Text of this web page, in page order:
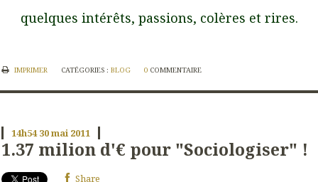
quelques intérêts, passions, colères et rires.
IMPRIMER CATÉGORIES : BLOG 0 COMMENTAIRE
14h54 30mai 2011
1.37 milion d'€ pour "Sociologiser" !
Share